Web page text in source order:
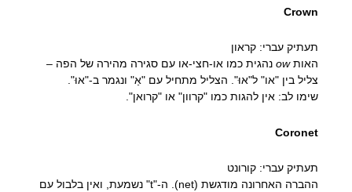
Crown
תעתיק עברי: קראון
האותowנהגית כמו או-חצי-או עם סגירה מהירה של הפה –
צליל בין "או" ל"אוּ". הצליל מתחיל עם "אַ" ונגמר ב-"אוּ".
שימו לב: אין להגות כמו "קרוון" או "קרואן".
Coronet
תעתיק עברי: קורונט
ההברה האחרונה מודגשת (net). ה-"t" נשמעת, ואין בלבול עם